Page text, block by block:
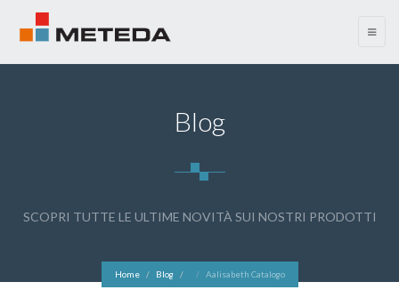
menu
Blog
SCOPRI TUTTE LE ULTIME NOVITÀ SUI NOSTRI PRODOTTI
Home Blog Aalisabeth Catalogo